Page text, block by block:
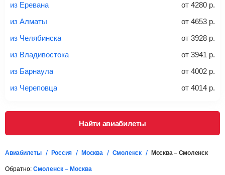
*При необходимости багаж оплачивается отдельно при
правило, сразу купить билет с багажом дешевле, чем
Важно:При покупке билета рекомендуем внимательно
проверять на официальном сайте продавца, включен ли
багаж в стоимость.
Подробная информация о перевозке багажа и его габаритах
из Еревана
от 4280 р.
из Алматы
от 4653 р.
из Челябинска
от 3928 р.
из Владивостока
от 3941 р.
из Барнаула
от 4002 р.
из Череповца
от 4014 р.
Найти авиабилеты
Авиабилеты Россия Москва Смоленск Москва – Смоленск
Обратно: Смоленск – Москва